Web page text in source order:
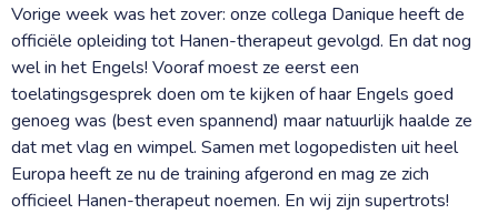
Vorige week was het zover: onze collega Danique heeft de
officiële opleiding tot Hanen-therapeut gevolgd. En dat nog
wel in het Engels! Vooraf moest ze eerst een
toelatingsgesprek doen om te kijken of haar Engels goed
genoeg was (best even spannend) maar natuurlijk haalde ze
dat met vlag en wimpel. Samen met logopedisten uit heel
Europa heeft ze nu de training afgerond en mag ze zich
officieel Hanen-therapeut noemen. En wij zijn supertrots!